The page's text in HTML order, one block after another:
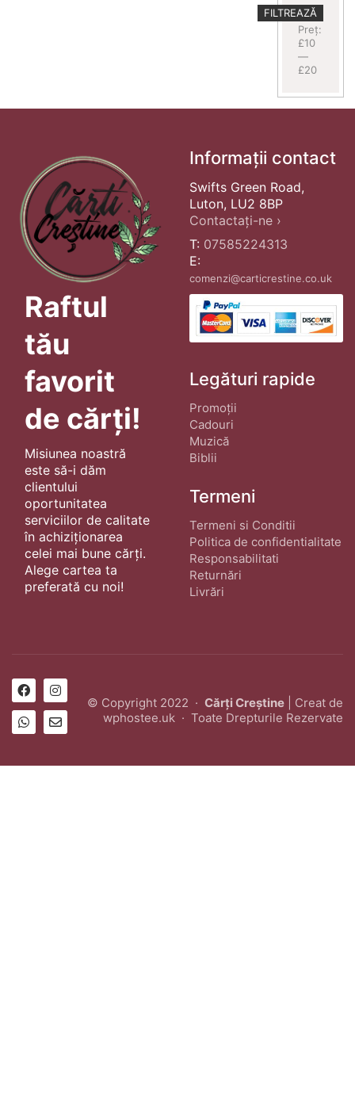
Preț
minim
Preț
maxim
FILTREAZĂ
Preț:
£10
—
£20
Raftul
tău
favorit
de cărți!
Misiunea noastră
este să-i dăm
clientului
oportunitatea
serviciilor de calitate
în achiziționarea
celei mai bune cărți.
Alege cartea ta
preferată cu noi!
Informații contact
Swifts Green Road,
Luton, LU2 8BP
Contactați-ne ›
T: 07585224313
E:
comenzi@carticrestine.co.uk
Legături rapide
Promoții
Cadouri
Muzică
Biblii
Termeni
Termeni si Conditii
Politica de confidentialitate
Responsabilitati
Returnări
Livrări
© Copyright 2022 · Cărți Creștine | Creat de
wphostee.uk · Toate Drepturile Rezervate